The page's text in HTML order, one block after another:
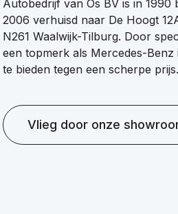
Autobedrijf van Os BV is in
2006 verhuisd naar De Hoogt
N261 Waalwijk-Tilburg. Door
een topmerk als Mercedes-
te bieden tegen een scherpe prijs.
Vlieg door onze